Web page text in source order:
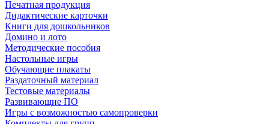
Печатная продукция
Дидактические карточки
Книги для дошкольников
Домино и лото
Методические пособия
Настольные игры
Обучающие плакаты
Раздаточный материал
Тестовые материалы
Развивающие ПО
Игры с возможностью самопроверки